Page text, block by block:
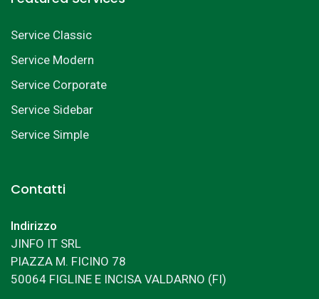
Service Classic
Service Modern
Service Corporate
Service Sidebar
Service Simple
Contatti
Indirizzo
JINFO IT SRL
PIAZZA M. FICINO 78
50064 FIGLINE E INCISA VALDARNO (FI)